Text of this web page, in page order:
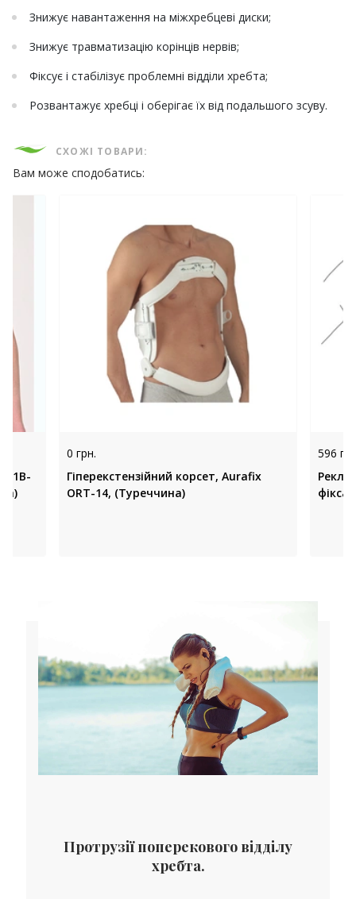
Знижує навантаження на міжхребцеві диски;
Знижує травматизацію корінців нервів;
Фіксує і стабілізує проблемні відділи хребта;
Розвантажує хребці і оберігає їх від подальшого зсуву.
СХОЖІ ТОВАРИ:
Вам може сподобатись:
1В-
0 грн.
Гіперекстензійний корсет, Aurafix
ORT-14, (Туреччина)
596
Протрузії поперекового відділу
хребта.